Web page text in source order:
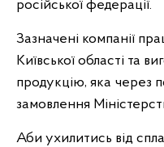
російської федерації.
Зазначені компанії
Київської області та
продукцію, яка через
замовлення
Аби ухилитись від